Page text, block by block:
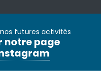
futures activités
notre page